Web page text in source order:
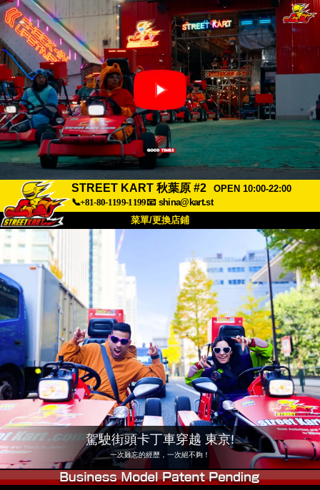
STREET KART 秋葉原 #2
OPEN 10:00-22:00
📞+81-80-1199-1199📧 shina@kart.st
菜單/更換店鋪
關於 價格
交通方式 顧客聲音 常見問題
公司 預訂
更換店鋪
東京品川 #1 東京秋葉原#1
東京秋葉原#2 東京澀谷
東京澀谷附屬 東京灣
東京淺草 大阪
沖繩
駕駛街頭卡丁車穿越 東京!
一次難忘的經歷，一次絕不夠！